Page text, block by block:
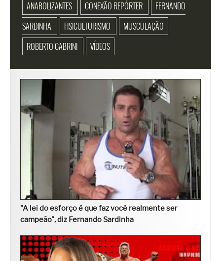
ANABOLIZANTES CONEXÃO REPÓRTER
FERNANDO
SARDINHA
FISICULTURISMO
MUSCULAÇÃO
ROBERTO CABRINI
VÍDEOS
"A lei do esforço é que faz você realmente ser
campeão", diz Fernando Sardinha